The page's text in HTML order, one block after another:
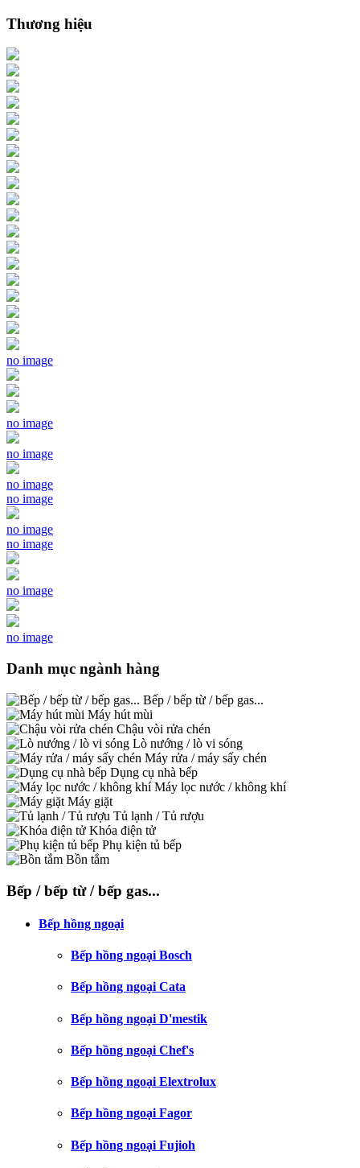
Thương hiệu
no image
no image
no image
no image
no image
no image
no image
no image
no image
Danh mục ngành hàng
Bếp / bếp từ / bếp gas...
Máy hút mùi
Chậu vòi rửa chén
Lò nướng / lò vi sóng
Máy rửa / máy sấy chén
Dụng cụ nhà bếp
Máy lọc nước / không khí
Máy giặt
Tủ lạnh / Tủ rượu
Khóa điện tử
Phụ kiện tủ bếp
Bồn tắm
Bếp / bếp từ / bếp gas...
Bếp hồng ngoại
Bếp hồng ngoại Bosch
Bếp hồng ngoại Cata
Bếp hồng ngoại D'mestik
Bếp hồng ngoại Chef's
Bếp hồng ngoại Elextrolux
Bếp hồng ngoại Fagor
Bếp hồng ngoại Fujioh